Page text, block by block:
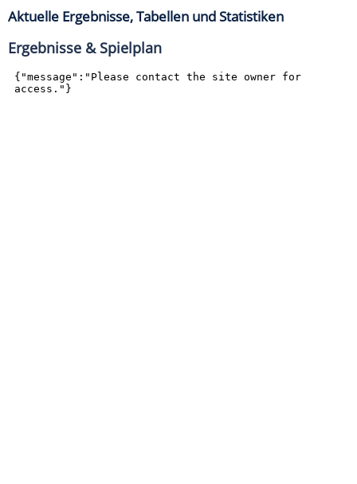
Aktuelle Ergebnisse, Tabellen und Statistiken
Ergebnisse & Spielplan